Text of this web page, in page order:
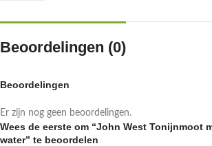
Beoordelingen (0)
Beoordelingen
Er zijn nog geen beoordelingen.
Wees de eerste om “John West Tonijnmoot
water” te beoordelen